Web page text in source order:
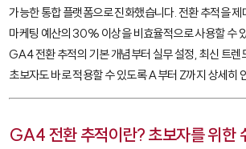
가능한 통합 플랫폼으로 진화했습니다. 전환 추적을
마케팅 예산의 30% 이상을 비효율적으로 사용할 수
GA4 전환 추적의 기본 개념부터 실무 설정, 최신 트렌
초보자도 바로 적용할 수 있도록 A부터 Z까지 상세히
GA4 전환 추적이란? 초보자를 위한